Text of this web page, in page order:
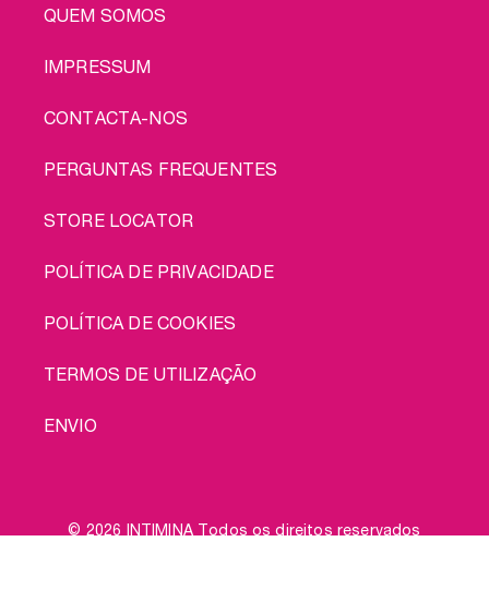
LEGAL
QUEM SOMOS
IMPRESSUM
CONTACTA-NOS
PERGUNTAS FREQUENTES
STORE LOCATOR
POLÍTICA DE PRIVACIDADE
POLÍTICA DE COOKIES
TERMOS DE UTILIZAÇÃO
ENVIO
© 2026 INTIMINA Todos os direitos reservados